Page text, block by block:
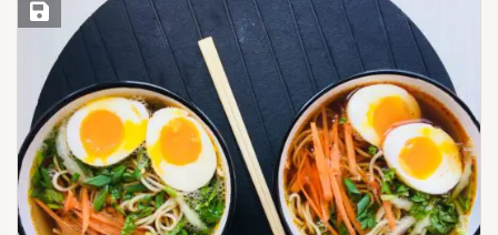
Save Recipe